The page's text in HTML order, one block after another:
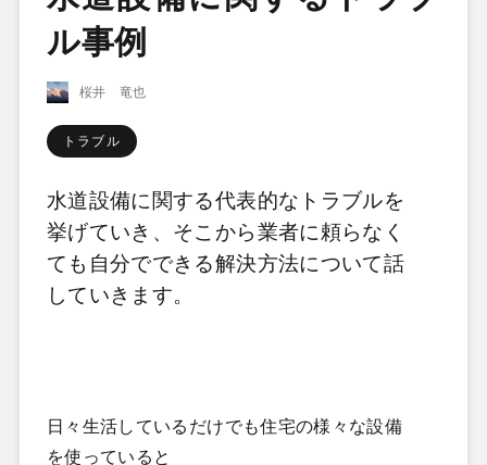
ル事例
桜井 竜也
トラブル
水道設備に関する代表的なトラブルを
挙げていき、そこから業者に頼らなく
ても自分でできる解決方法について話
していきます。
日々生活しているだけでも住宅の様々な設備
を使っていると